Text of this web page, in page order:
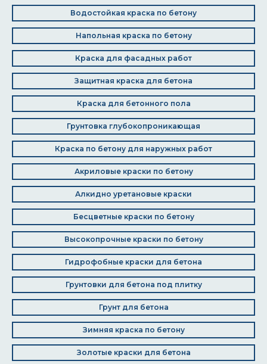
Водостойкая краска по бетону
Напольная краска по бетону
Краска для фасадных работ
Защитная краска для бетона
Краска для бетонного пола
Грунтовка глубокопроникающая
Краска по бетону для наружных работ
Акриловые краски по бетону
Алкидно уретановые краски
Бесцветные краски по бетону
Высокопрочные краски по бетону
Гидрофобные краски для бетона
Грунтовки для бетона под плитку
Грунт для бетона
Зимняя краска по бетону
Золотые краски для бетона